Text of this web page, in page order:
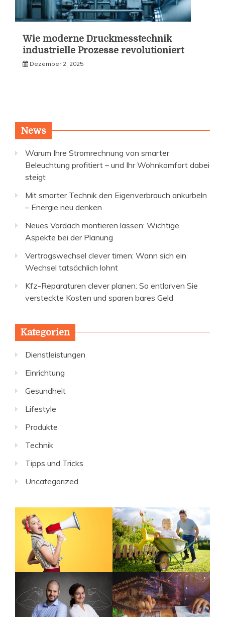
Wie moderne Druckmesstechnik
industrielle Prozesse revolutioniert
Dezember 2, 2025
News
Warum Ihre Stromrechnung von smarter
Beleuchtung profitiert – und Ihr Wohnkomfort dabei
steigt
Mit smarter Technik den Eigenverbrauch ankurbeln
– Energie neu denken
Neues Vordach montieren lassen: Wichtige
Aspekte bei der Planung
Vertragswechsel clever timen: Wann sich ein
Wechsel tatsächlich lohnt
Kfz-Reparaturen clever planen: So entlarven Sie
versteckte Kosten und sparen bares Geld
Kategorien
Dienstleistungen
Einrichtung
Gesundheit
Lifestyle
Produkte
Technik
Tipps und Tricks
Uncategorized